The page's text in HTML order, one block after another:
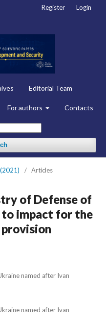
Editorial Team
For authors Contacts
Register Login
/ Articles
of Defense of
impact for the
named after Ivan
named after Ivan